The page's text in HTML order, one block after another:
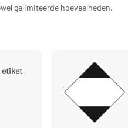
gelimiteerde hoeveelheden.
etiket